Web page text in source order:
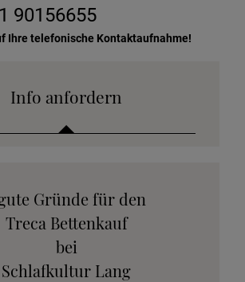
90156655
Ihre telefonische Kontaktaufnahme!
Info anfordern
anfordern
Beratung anfordern
Angebot anfordern
Gründe für den
Treca Bettenkauf
bei
Schlafkultur Lang